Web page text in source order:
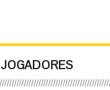
JOGADORES